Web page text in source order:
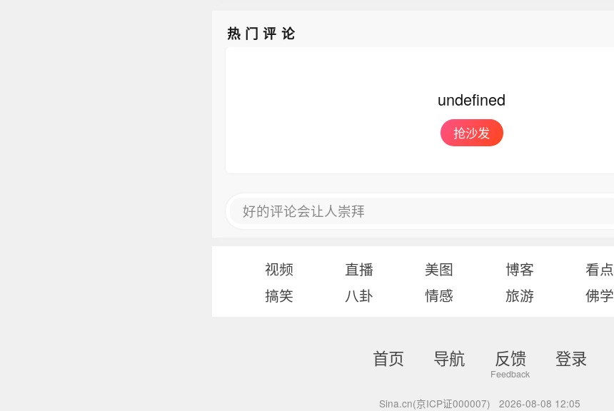
热门评论
undefined
抢沙发
好的评论会让人崇拜
视频 直播 美图 博客 看点
搞笑
八卦 情感 旅游 佛学
首页 导航 反馈 登录
Sina.cn(京ICP证000007) 2026-08-08 12:05